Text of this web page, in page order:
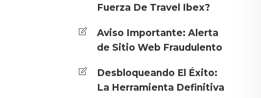
Fuerza De Travel Ibex?
Aviso Importante: Alerta
de Sitio Web Fraudulento
Desbloqueando El Éxito:
La Herramienta Definitiva